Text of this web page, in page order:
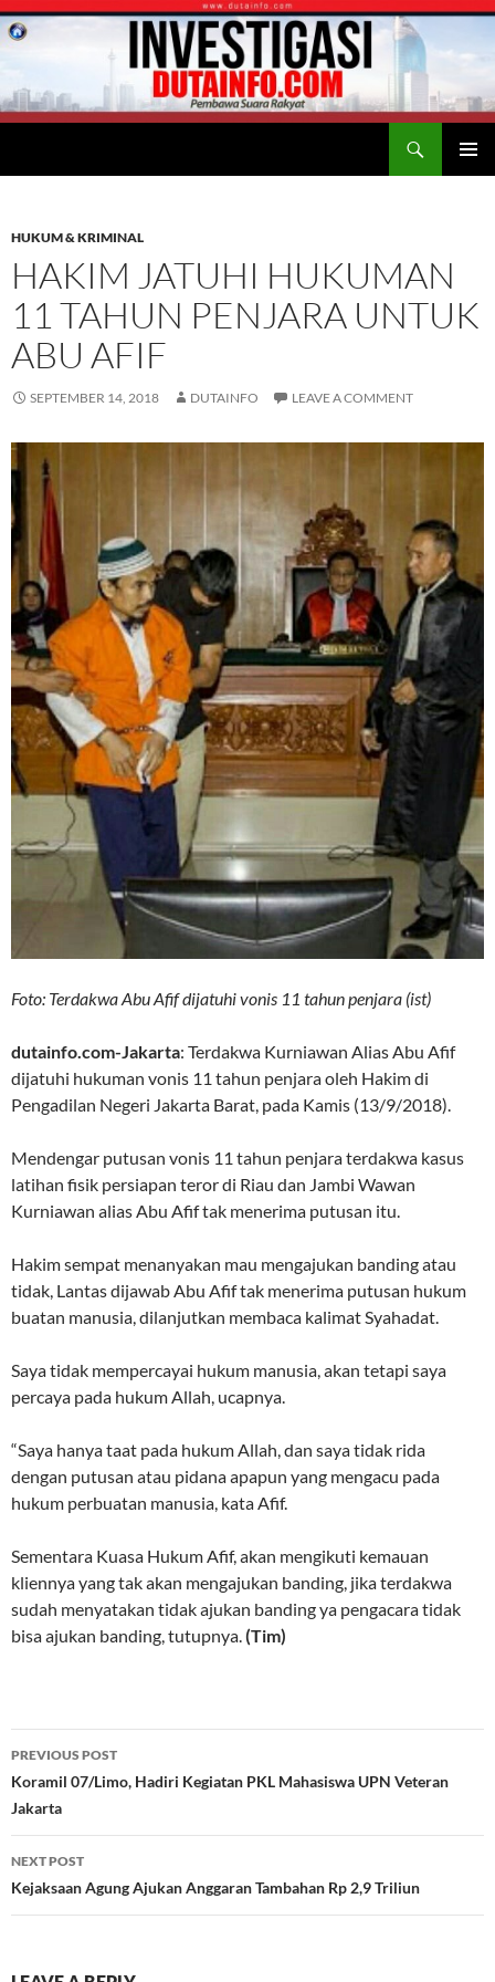
HUKUM & KRIMINAL
HAKIM JATUHI HUKUMAN
11 TAHUN PENJARA UNTUK
ABU AFIF
SEPTEMBER 14, 2018 DUTAINFO LEAVE A COMMENT
Foto: Terdakwa Abu Afif dijatuhi vonis 11 tahun penjara (ist)
dutainfo.com-Jakarta: Terdakwa Kurniawan Alias Abu Afif
dijatuhi hukuman vonis 11 tahun penjara oleh Hakim di
Pengadilan Negeri Jakarta Barat, pada Kamis (13/9/2018).
Mendengar putusan vonis 11 tahun penjara terdakwa kasus
latihan fisik persiapan teror di Riau dan Jambi Wawan
Kurniawan alias Abu Afif tak menerima putusan itu.
Hakim sempat menanyakan mau mengajukan banding atau
tidak, Lantas dijawab Abu Afif tak menerima putusan hukum
buatan manusia, dilanjutkan membaca kalimat Syahadat.
Saya tidak mempercayai hukum manusia, akan tetapi saya
percaya pada hukum Allah, ucapnya.
“Saya hanya taat pada hukum Allah, dan saya tidak rida
dengan putusan atau pidana apapun yang mengacu pada
hukum perbuatan manusia, kata Afif.
Sementara Kuasa Hukum Afif, akan mengikuti kemauan
kliennya yang tak akan mengajukan banding, jika terdakwa
sudah menyatakan tidak ajukan banding ya pengacara tidak
bisa ajukan banding, tutupnya. (Tim)
Post
navigation
PREVIOUS POST
Koramil 07/Limo, Hadiri Kegiatan PKL Mahasiswa UPN Veteran
Jakarta
NEXT POST
Kejaksaan Agung Ajukan Anggaran Tambahan Rp 2,9 Triliun